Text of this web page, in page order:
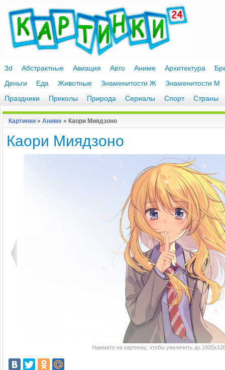
3d Абстрактные Авиация Авто Аниме Архитектура
Деньги
Еда Животные Знаменитости Ж
Знаменитости М
Праздники
Приколы Природа Сериалы Спорт Страны
Картинки » Аниме » Каори Миядзоно
Каори Миядзоно
Нажмите на картинку, чтобы увеличить до